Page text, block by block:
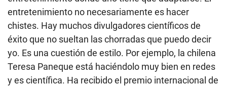
entretenimiento no necesariamente es hacer
chistes. Hay muchos divulgadores científicos de
éxito que no sueltan las chorradas que puedo decir
yo. Es una cuestión de estilo. Por ejemplo, la chilena
Teresa Paneque está haciéndolo muy bien en redes
y es científica. Ha recibido el premio internacional de